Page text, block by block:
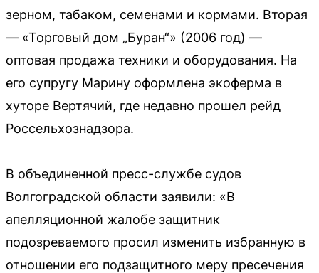
зерном, табаком, семенами и кормами. Вторая
— «Торговый дом „Буран“» (2006 год) —
оптовая продажа техники и оборудования. На
его супругу Марину оформлена экоферма в
хуторе Вертячий, где недавно прошел рейд
Россельхознадзора.
В объединенной пресс-службе судов
Волгоградской области заявили: «В
апелляционной жалобе защитник
подозреваемого просил изменить избранную в
отношении его подзащитного меру пресечения